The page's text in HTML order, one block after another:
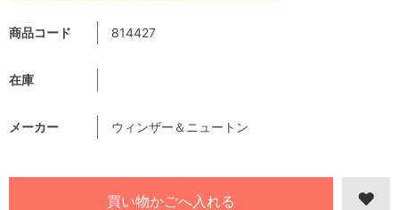
商品コード 814427
在庫
メーカー ウィンザー＆ニュートン